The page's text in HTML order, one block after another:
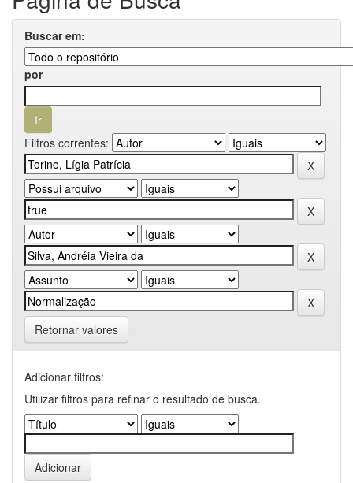
Buscar em:
por
Filtros correntes:
Retornar valores
Adicionar filtros:
Utilizar filtros para refinar o resultado de busca.